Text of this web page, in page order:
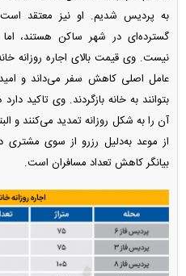
به پردیس شدیم. او نیز معتقد
گسترده‌ای در شهر ساکن هستند،
نیست. وی قیمت بالای اجاره روزانه
عامل اصلی کاهش سفر می‌داند و
بتوانند به خانه بازگردند. وی تاکید
آن را به شکل روزانه تمدید می‌کنند و
از موعد به‌دلیل رزرو از سوی مشتری
بیانگر کاهش تعداد مسافران است.